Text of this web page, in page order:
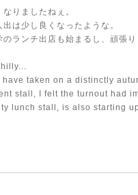
りましたねぇ。
は少し良くなったような。
ランチ出店も始まるし、頑張り
taken on a distinctly
stall, I felt the turnout had
lunch stall, is also starting